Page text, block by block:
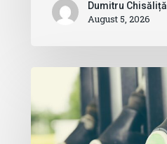
Dumitru Chisăliță
August 5, 2026